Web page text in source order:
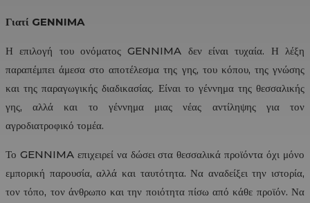
Γιατί GENNIMA
Η επιλογή του ονόματος GENNIMA δεν είναι τυχαία. Η λέξη
παραπέμπει άμεσα στο αποτέλεσμα της γης, του κόπου, της γνώσης
και της παραγωγικής διαδικασίας. Είναι το γέννημα της θεσσαλικής
γης, αλλά και το γέννημα μιας νέας αντίληψης για τον
αγροδιατροφικό τομέα.
Το GENNIMA επιχειρεί να δώσει στα θεσσαλικά προϊόντα όχι μόνο
εμπορική παρουσία, αλλά και ταυτότητα. Να αναδείξει την ιστορία,
τον τόπο, τον άνθρωπο και την ποιότητα πίσω από κάθε προϊόν. Να